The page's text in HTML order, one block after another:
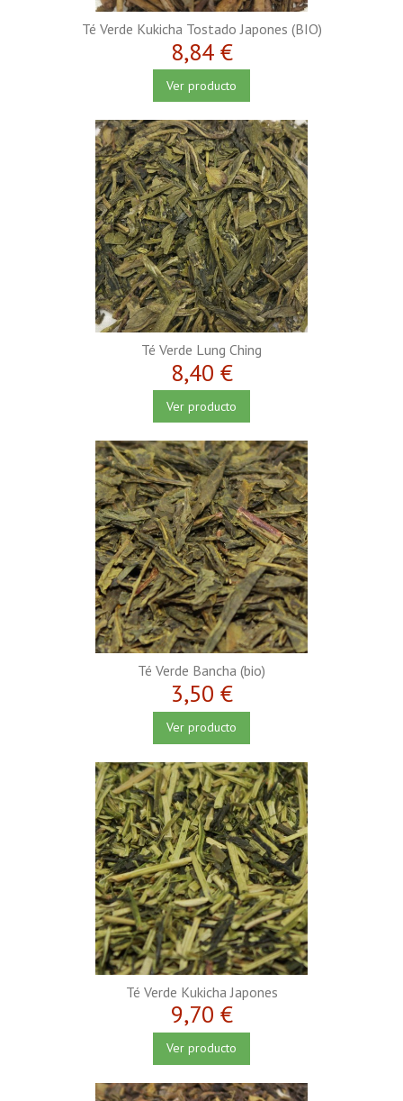
Té Verde Kukicha Tostado Japones (BIO)
8,84 €
Ver producto
Té Verde Lung Ching
8,40 €
Ver producto
Té Verde Bancha (bio)
3,50 €
Ver producto
Té Verde Kukicha Japones
9,70 €
Ver producto